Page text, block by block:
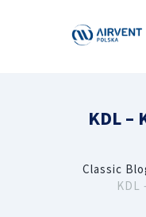
KDL –
Classic
KDL